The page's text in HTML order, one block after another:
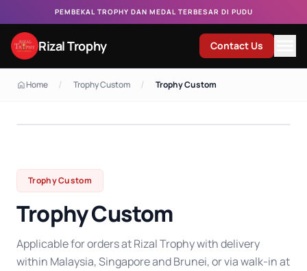
PEMBEKAL TROPHY DAN MEDAL TERBESAR DI PUDU
Rizal Trophy Contact Us
Home / Trophy Custom / Trophy Custom
Trophy Custom
Trophy Custom
Applicable for orders at Rizal Trophy with delivery
within Malaysia, Singapore and Brunei, or via walk-in at